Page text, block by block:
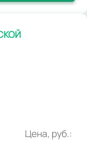
Цена, руб.: